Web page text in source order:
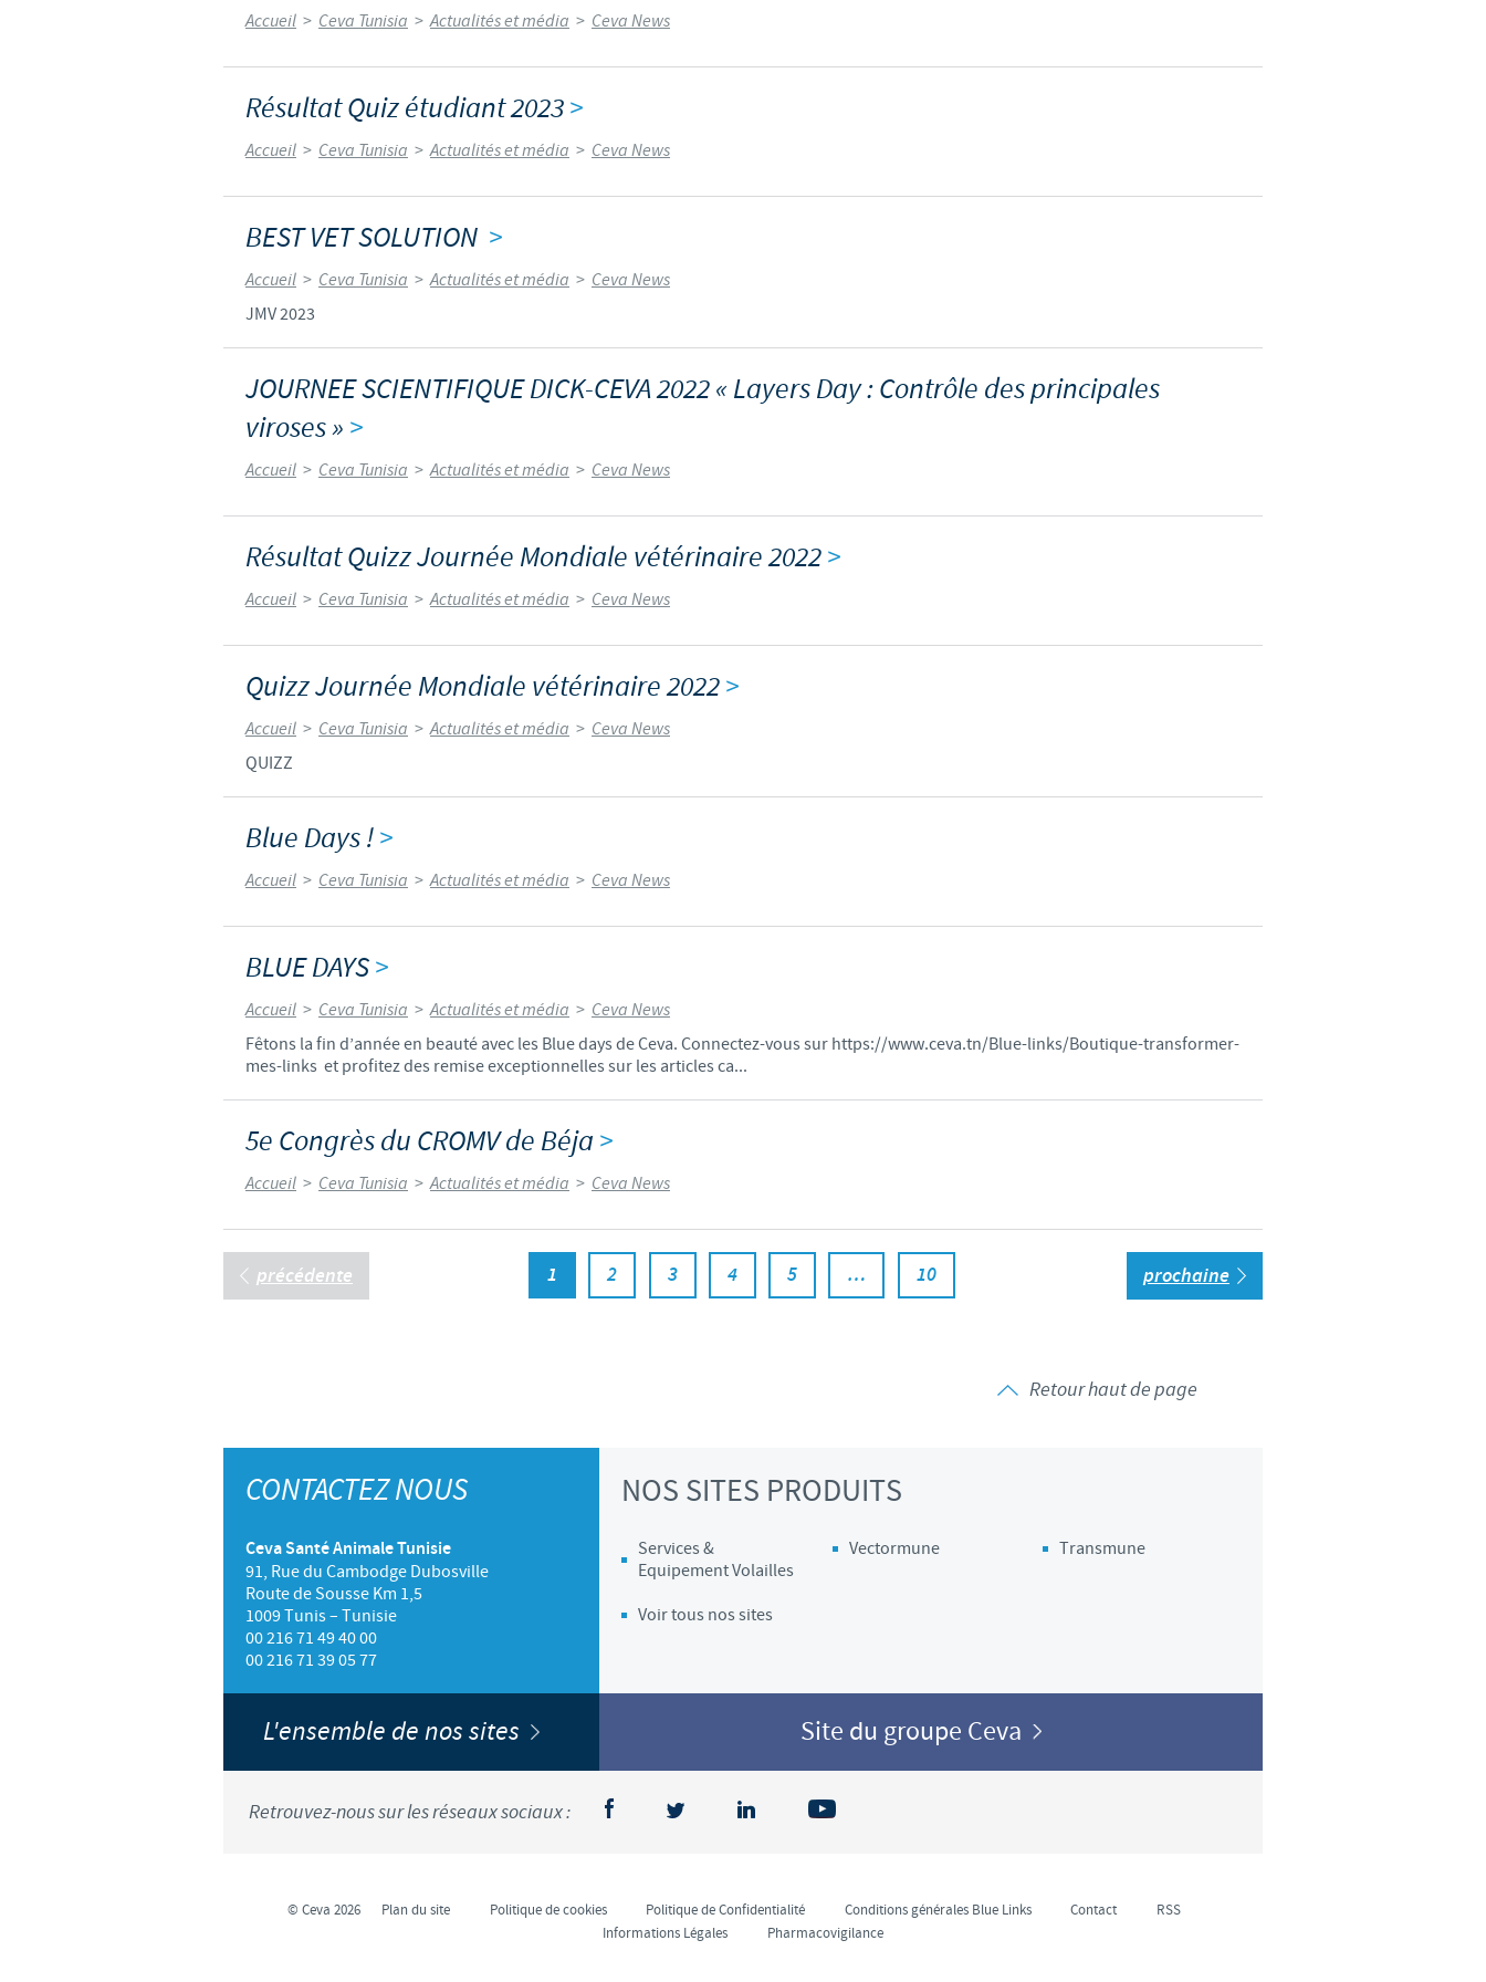
Accueil > Ceva Tunisia > Actualités et média > Ceva News
Résultat Quiz étudiant 2023>
Accueil > Ceva Tunisia > Actualités et média > Ceva News
BEST VET SOLUTION >
Accueil > Ceva Tunisia > Actualités et média > Ceva News
JMV 2023
JOURNEE SCIENTIFIQUE DICK-CEVA 2022 « Layers Day : Contrôle des principales
viroses » >
Accueil > Ceva Tunisia > Actualités et média > Ceva News
Résultat Quizz Journée Mondiale vétérinaire 2022>
Accueil > Ceva Tunisia > Actualités et média > Ceva News
Quizz Journée Mondiale vétérinaire 2022>
Accueil > Ceva Tunisia > Actualités et média > Ceva News
QUIZZ
Blue Days !>
Accueil > Ceva Tunisia > Actualités et média > Ceva News
BLUE DAYS>
Accueil > Ceva Tunisia > Actualités et média > Ceva News
Fêtons la fin d’année en beauté avec les Blue days de Ceva. Connectez-vous sur https://www.ceva.tn/Blue-links/Boutique-transformer-
mes-links et profitez des remise exceptionnelles sur les articles ca...
5e Congrès du CROMV de Béja >
Accueil > Ceva Tunisia > Actualités et média > Ceva News
précédente 1 2 3 4 5 … 10 prochaine
Retour haut de page
CONTACTEZ NOUS
Ceva Santé Animale Tunisie
91, Rue du Cambodge Dubosville
Route de Sousse Km 1,5
1009 Tunis – Tunisie
00 216 71 49 40 00
00 216 71 39 05 77
NOS SITES PRODUITS
Services &
Equipement Volailles
Vectormune Transmune
Voir tous nos sites
L'ensemble de nos sites Site du groupe Ceva
Retrouvez-nous sur les réseaux sociaux :
© Ceva 2026 Plan du site Politique de cookies Politique de Confidentialité Conditions générales Blue Links Contact
RSS
Informations Légales
Pharmacovigilance